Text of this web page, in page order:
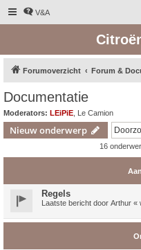
V&A
Forumoverzicht Forum &
Documentatie
Moderators: LEiPiE Le Camion
Nieuw onderwerp
16
Regels
Laatste bericht door Arthur «